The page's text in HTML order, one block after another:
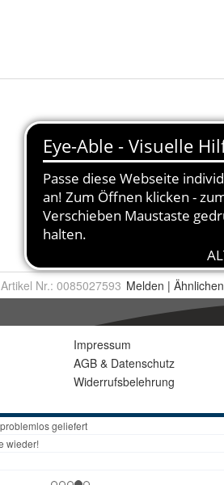
Artikel Nr.: 0085027593 Melden | Ähnlichen
Impressum
AGB & Datenschutz
Widerrufsbelehrung